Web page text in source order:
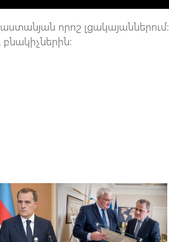
որոշ լցակայաններում։
բնակիչներին: